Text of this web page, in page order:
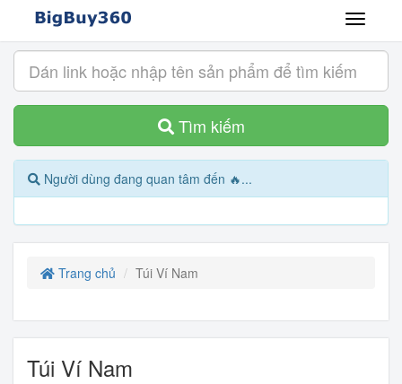
Tìm kiếm
Người dùng đang quan tâm đến 🔥...
Trang chủ Túi Ví Nam
Túi Ví Nam